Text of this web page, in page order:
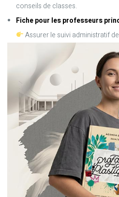
conseils de classes.
Fiche pour les professeurs
Assurer le suivi administratif